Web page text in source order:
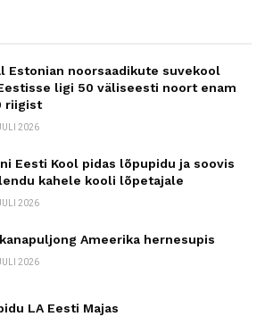
Estonian noorsaadikute suvekool
ligi 50 väliseesti noort enam
riigist
2026
Eesti Kool pidas lõpupidu ja soovis
kahele kooli lõpetajale
2026
Ameerika hernesupis
2026
LA Eesti Majas